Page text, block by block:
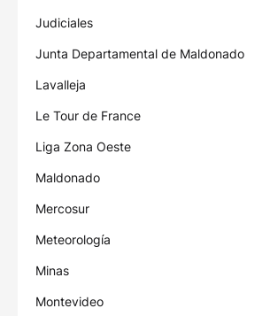
Judiciales
Junta Departamental de Maldonado
Lavalleja
Le Tour de France
Liga Zona Oeste
Maldonado
Mercosur
Meteorología
Minas
Montevideo